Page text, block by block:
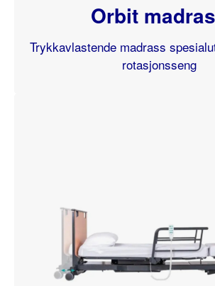
Orbit
Trykkavlastende madrass
rotasjonsseng